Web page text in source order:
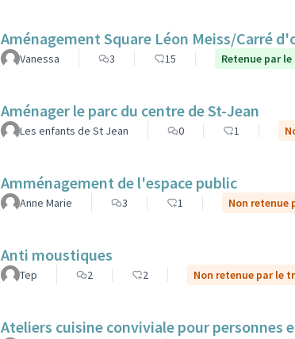
Aménagement Square Léon Meiss/Carré
Vanessa 3 15 Retenue par
Aménager le parc du centre de St-Jean
Les enfants de St Jean 0 1
Amménagement de l'espace public
Anne Marie 3 1 Non retenue
Anti moustiques
Tep 2 2 Non retenue par le
Ateliers cuisine conviviale pour personnes